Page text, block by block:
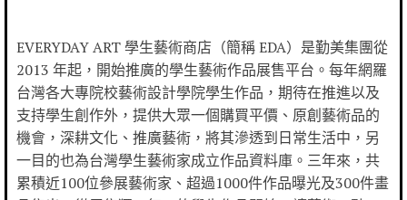
EVERYDAY ART 學生藝術商店（簡稱 EDA）是勤美集團從
2013 年起，開始推廣的學生藝術作品展售平台。每年網羅
台灣各大專院校藝術設計學院學生作品，期待在推進以及
支持學生創作外，提供大眾一個購買平價、原創藝術品的
機會，深耕文化、推廣藝術，將其滲透到日常生活中，另
一目的也為台灣學生藝術家成立作品資料庫。三年來，共
累積近100位參展藝術家、超過1000件作品曝光及300件畫